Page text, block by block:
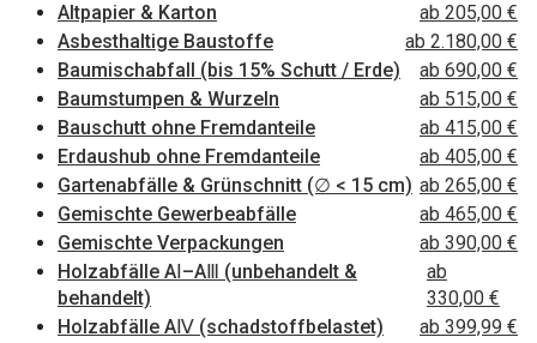
Altpapier & Karton
ab 205,00 €
Asbesthaltige Baustoffe
ab 2.180,00 €
Baumischabfall (bis 15% Schutt / Erde)
ab 690,00 €
Baumstumpen & Wurzeln
ab 515,00 €
Bauschutt ohne Fremdanteile
ab 415,00 €
Erdaushub ohne Fremdanteile
ab 405,00 €
Gartenabfälle & Grünschnitt (∅ < 15 cm) ab 265,00 €
Gemischte Gewerbeabfälle
ab 465,00 €
Gemischte Verpackungen
ab 390,00 €
Holzabfälle AⅠ–AⅢ (unbehandelt &
behandelt)
ab
330,00 €
Holzabfälle AⅣ (schadstoffbelastet)
ab 399,99 €